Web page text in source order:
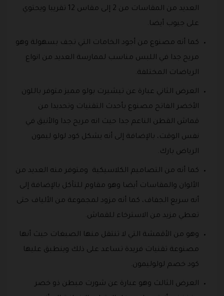
العديد من المقاسات من 2 إلى مقاس 12 تقريبا ويحتوي
على جيوب أيضا.
كما أنه مصنوع من أجود الخامات التي تجف بسهولة وهو
مريح جدا في اللبس مناسب لممارسة العديد من انواع
الرياضات المختلفة.
العرض الثاني عبارة عن تيشيرت بولو مميز متوفر باللون
الأخضر الفاتح مصنوع بأحدث التقنيات وتحديدا من
قماش القطن الناعم جدا حيث انه مريح جدا والأنيق في
نفس الوقت، بالإضافة إلى أنه يشكل كود لولو ليمون
الرياض بارك.
كما أنه من التصاميم الكلاسيكية ومتوفر منه العديد من
الألوان والمقاسات أيضا وهو مقاوم للتآكل بالإضافة إلى
أنه سريع الجفاف، كما أنه مزود لمجموعة من الألياف حتى
تعطي مزيد من الاسترخاء للقماش.
وهو من الأقمشة التي لا تنتقل منها الصبغات حيث أنها
مصنوعة تقنيات فريدة تساعد على ذلك وينطبق عليها
كود خصم لولوليمون.
العرض الثالث وهو عبارة عن شورت مبطن ذو خصر